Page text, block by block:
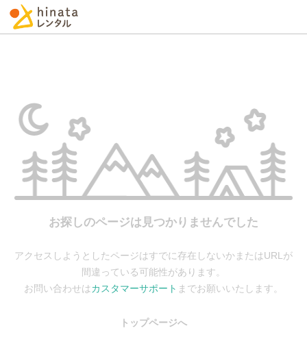
お探しのページは見つかりませんでした
アクセスしようとしたページはすでに存在しないかまたはURLが
間違っている可能性があります。
お問い合わせはカスタマーサポート までお願いいたします。
トップページへ